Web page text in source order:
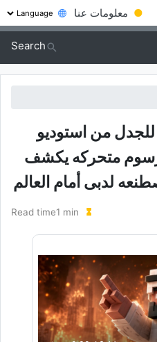
● معلومات عنا
Search
للجدل من استودیو
متحرکه یکشف
لدبی أمام العالم